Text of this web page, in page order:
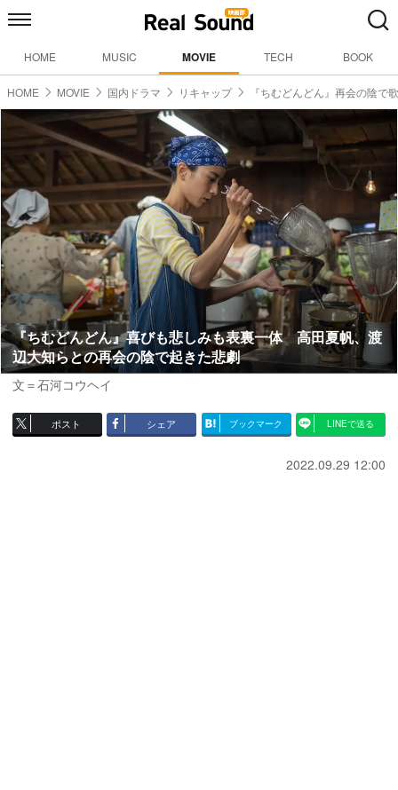
HOME MUSIC MOVIE TECH BOOK
HOME MOVIE 国内ドラマ リキャップ 『ちむどんどん』再会の陰で
『ちむどんどん』喜びも悲しみも表裏一体 高田夏帆、渡
辺大知らとの再会の陰で起きた悲劇
文＝石河コウヘイ
ポスト シェア ブックマーク LINEで送る
2022.09.29 12:00